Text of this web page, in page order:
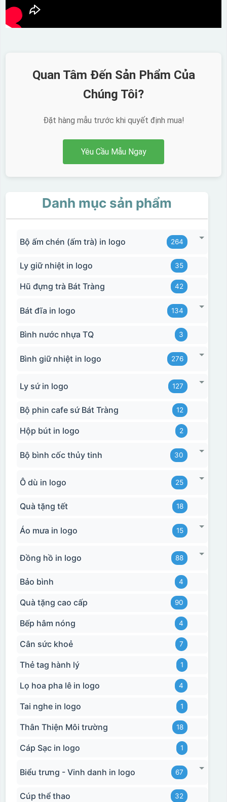
Quan Tâm Đến Sản Phẩm Của
Chúng Tôi?
Đặt hàng mẫu trước khi quyết định mua!
Yêu Cầu Mẫu Ngay
Danh mục sản phẩm
Bộ ấm chén (ấm trà) in logo 264
Ly giữ nhiệt in logo 35
Hũ đựng trà Bát Tràng 42
Bát đĩa in logo 134
Bình nước nhựa TQ 3
Bình giữ nhiệt in logo 276
Ly sứ in logo 127
Bộ phin cafe sứ Bát Tràng 12
Hộp bút in logo 2
Bộ bình cốc thủy tinh 30
Ô dù in logo 25
Quà tặng tết 18
Áo mưa in logo 15
Đồng hồ in logo 88
Bảo bình 4
Quà tặng cao cấp 90
Bếp hâm nóng 4
Cân sức khoẻ 7
Thẻ tag hành lý 1
Lọ hoa pha lê in logo 4
Tai nghe in logo 1
Thân Thiện Môi trường 18
Cáp Sạc in logo 1
Biểu trưng - Vinh danh in logo 67
Cúp thể thao 32